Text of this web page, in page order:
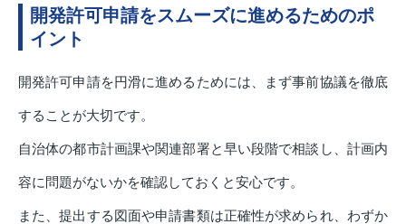
開発許可申請をスムーズに進めるためのポ
イント
開発許可申請を円滑に進めるためには、まず事前協議を徹底
することが大切です。
自治体の都市計画課や関連部署と早い段階で相談し、計画内
容に問題がないかを確認しておくと安心です。
また、提出する図面や申請書類は正確性が求められ、わずか